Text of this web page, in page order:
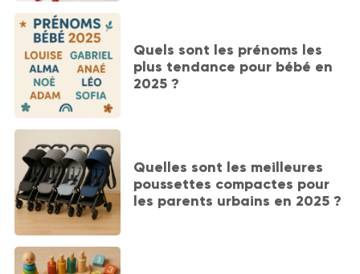
Quels sont les prénoms les
plus tendance pour bébé en
2025 ?
Quelles sont les meilleures
poussettes compactes pour
les parents urbains en 2025 ?